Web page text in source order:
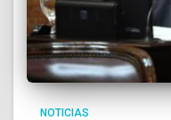
NOTICIAS